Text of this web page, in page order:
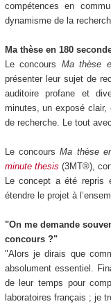
compétences en
dynamisme de la
Ma thèse en 180
Le concours Ma thèse
présenter leur sujet de
auditoire profane et
minutes, un exposé
de recherche. Le tout
Le concoursMa thèse
minute thesis (3MT®),
Le concept a été repris
étendre le projet à
"On me demande
concours ?"
"Alors je dirais que
absolument essentiel.
de leur temps pour
laboratoires français ; je